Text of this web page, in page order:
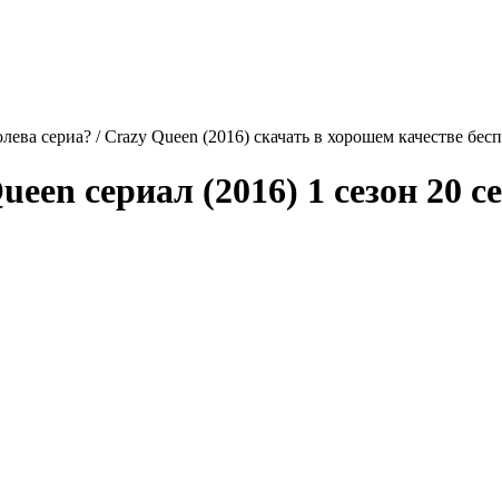
сериа? / Crazy Queen (2016) скачать в хорошем качестве
сериал (2016) 1 сезон 20